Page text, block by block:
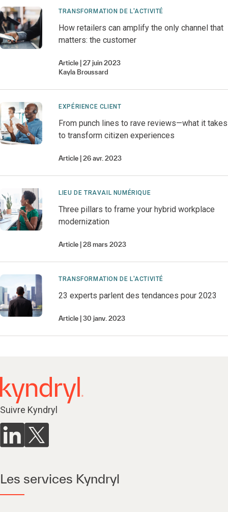
TRANSFORMATION DE L'ACTIVITÉ
How retailers can amplify the only channel that
matters: the customer
Article
27 juin 2023
Kayla Broussard
EXPÉRIENCE CLIENT
From punch lines to rave reviews—what it takes
to transform citizen experiences
Article 26 avr. 2023
LIEU DE TRAVAIL NUMÉRIQUE
Three pillars to frame your hybrid workplace
modernization
Article 28 mars 2023
TRANSFORMATION DE L'ACTIVITÉ
23 experts parlent des tendances pour 2023
Article 30 janv. 2023
Suivre Kyndryl
Les services Kyndryl